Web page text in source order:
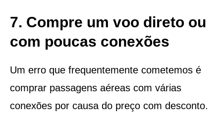
7. Compre um voo direto ou
com poucas conexões
Um erro que frequentemente cometemos é
comprar passagens aéreas com várias
conexões por causa do preço com desconto.